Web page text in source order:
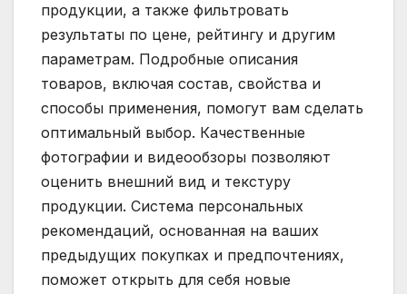
продукции, а также фильтровать
результаты по цене, рейтингу и другим
параметрам. Подробные описания
товаров, включая состав, свойства и
способы применения, помогут вам сделать
оптимальный выбор. Качественные
фотографии и видеообзоры позволяют
оценить внешний вид и текстуру
продукции. Система персональных
рекомендаций, основанная на ваших
предыдущих покупках и предпочтениях,
поможет открыть для себя новые